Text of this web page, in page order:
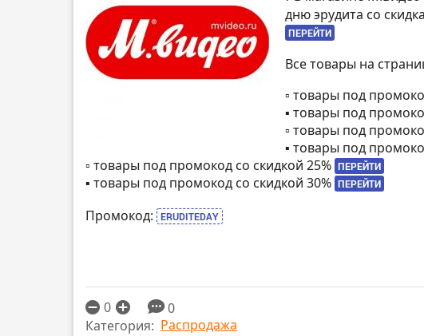
дню эрудита со
ПЕРЕЙТИ
Все товары на
▫️ товары под
▪️ товары под
▫️ товары под
▪️ товары под
▫️ товары под промокод со скидкой 25% ПЕРЕЙТИ
▪️ товары под промокод со скидкой 30% ПЕРЕЙТИ
Промокод: ERUDITEDAY
0
0
Категория: Распродажа